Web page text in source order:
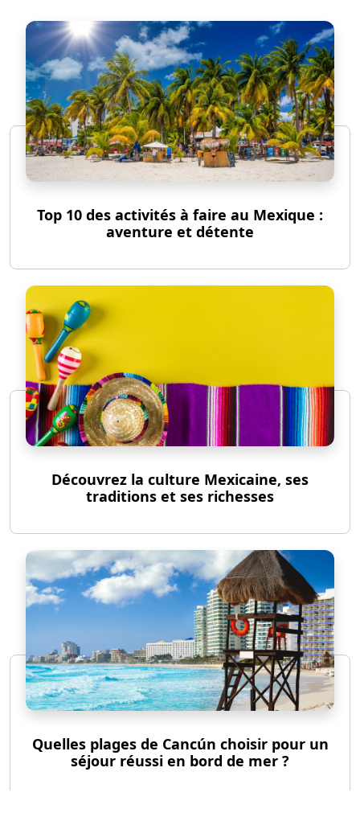
Top 10 des activités à faire au Mexique :
aventure et détente
Découvrez la culture Mexicaine, ses
traditions et ses richesses
Quelles plages de Cancún choisir pour un
séjour réussi en bord de mer ?